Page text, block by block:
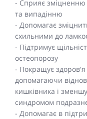
- Сприяє зміцненню
та випадінню
- Допомагає
схильними до
- Підтримує
остеопорозу
- Покращує
допомагаючи
кишківника і
синдромом
- Допомагає в